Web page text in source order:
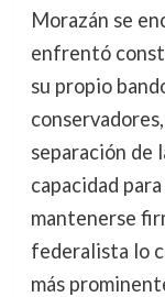
Morazán se
enfrentó
su propio
separación de
capacidad
mantenerse
federalista lo
más